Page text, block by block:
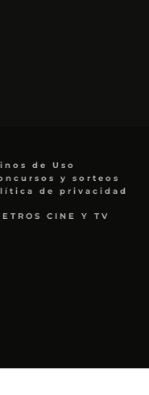
de Uso
y sorteos
de privacidad
CINE Y TV